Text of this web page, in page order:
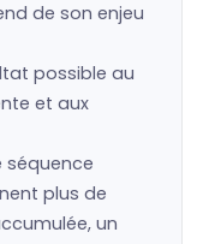
de son enjeu
possible au
et aux
séquence
plus de
un